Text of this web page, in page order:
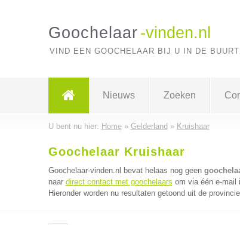
Goochelaar -vinden.nl
VIND EEN GOOCHELAAR BIJ U IN DE
Nieuws Zoeken
U bent nu hier: Home» Gelderland » Kruishaar
Goochelaar Kruishaar
Goochelaar-vinden.nl bevat helaas nog geen
naar direct contact met goochelaars om via één e-mail
Hieronder worden nu resultaten getoond uit de